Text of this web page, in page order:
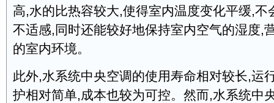
高,水的比热容较大,使得室内温度变化平缓,不
不适感,同时还能较好地保持室内空气的湿度,
的室内环境。
此外,水系统中央空调的使用寿命相对较长,运
护相对简单,成本也较为可控。然而,水系统中